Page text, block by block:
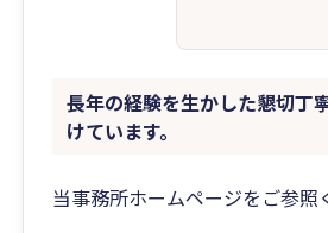
長年の経験を生かした懇切丁
けています。
当事務所ホームページをご参照